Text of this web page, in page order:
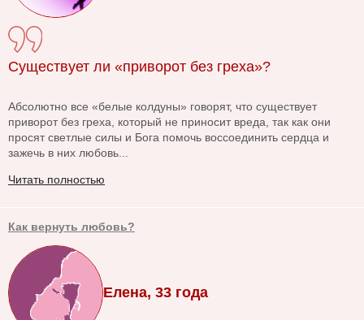
Существует ли «приворот без греха»?
Абсолютно все «белые колдуны» говорят, что существует
приворот без греха, который не приносит вреда, так как они
просят светлые силы и Бога помочь воссоединить сердца и
зажечь в них любовь...
Читать полностью
Как вернуть любовь?
Елена, 33 года